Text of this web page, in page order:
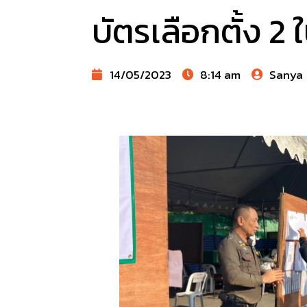
บัตรเลือกตั้ง 2
14/05/2023 8:14 am Sanya